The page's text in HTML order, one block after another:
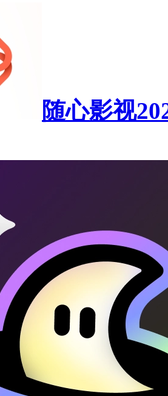
随心影视